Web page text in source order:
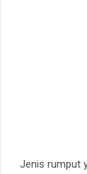
Jenis rumput